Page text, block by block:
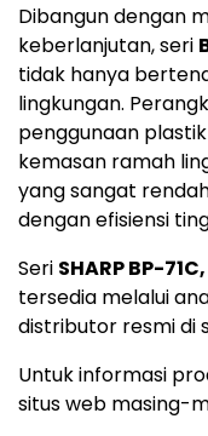
Dibangun dengan
keberlanjutan, seri
tidak hanya
lingkungan.
penggunaan
kemasan ramah
yang sangat
dengan efisiensi
Seri SHARP BP-
tersedia melalui
distributor resmi di
Untuk informasi
situs web masing-